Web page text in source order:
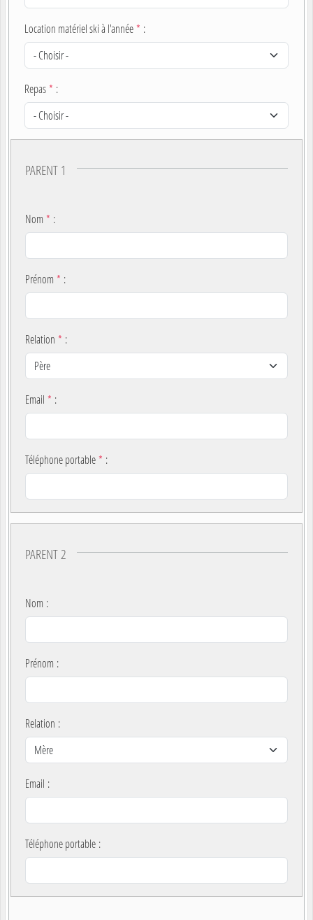
Location matériel ski à l'année* :
Repas* :
PARENT 1
Nom * :
Prénom * :
Relation * :
Email * :
Téléphone portable* :
PARENT 2
Nom :
Prénom :
Relation :
Email :
Téléphone portable :